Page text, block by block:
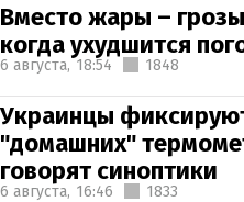
Вместо жары –
когда ухудшится
6 августа, 18:54 1848
Украинцы
"домашних"
говорят синоптики
6 августа, 16:46 1833